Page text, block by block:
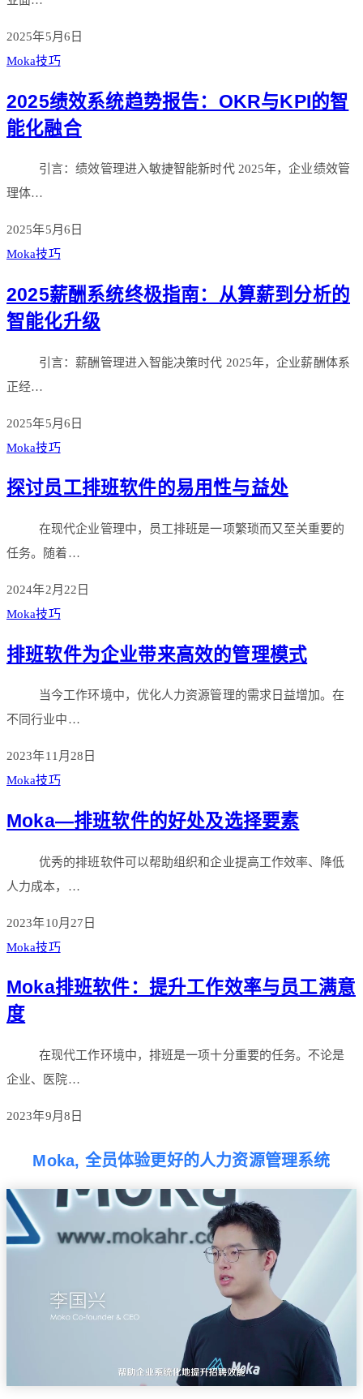
2025年5月6日
Moka技巧
2025绩效系统趋势报告：OKR与KPI的智
能化融合
引言：绩效管理进入敏捷智能新时代 2025年，企业绩效管
理体…
2025年5月6日
Moka技巧
2025薪酬系统终极指南：从算薪到分析的
智能化升级
引言：薪酬管理进入智能决策时代 2025年，企业薪酬体系
正经…
2025年5月6日
Moka技巧
探讨员工排班软件的易用性与益处
在现代企业管理中，员工排班是一项繁琐而又至关重要的
任务。随着…
2024年2月22日
Moka技巧
排班软件为企业带来高效的管理模式
当今工作环境中，优化人力资源管理的需求日益增加。在
不同行业中…
2023年11月28日
Moka技巧
Moka—排班软件的好处及选择要素
优秀的排班软件可以帮助组织和企业提高工作效率、降低
人力成本，…
2023年10月27日
Moka技巧
Moka排班软件：提升工作效率与员工满意
度
在现代工作环境中，排班是一项十分重要的任务。不论是
企业、医院…
2023年9月8日
Moka, 全员体验更好的人力资源管理系统